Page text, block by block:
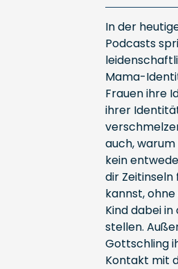
In der
Podcasts
Mama-
Frauen ihre
ihrer
auch,
kein
dir
kannst,
Kind dabei
stellen.
Gottschling
Kontakt mit